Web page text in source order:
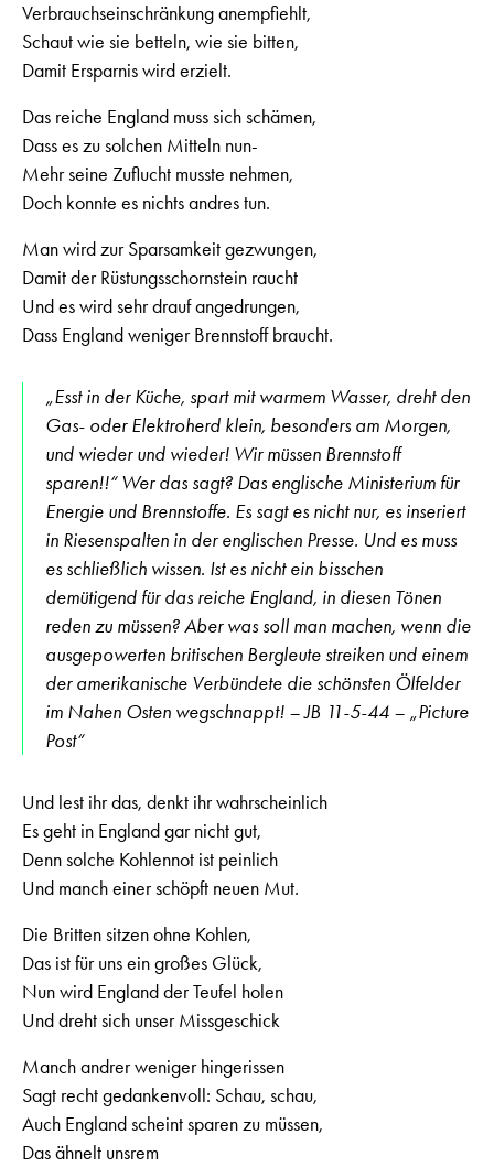
Verbrauchseinschränkung anempfiehlt,
Schaut wie sie betteln, wie sie bitten,
Damit Ersparnis wird erzielt.
Das reiche England muss sich schämen,
Dass es zu solchen Mitteln nun-
Mehr seine Zuflucht musste nehmen,
Doch konnte es nichts andres tun.
Man wird zur Sparsamkeit gezwungen,
Damit der Rüstungsschornstein raucht
Und es wird sehr drauf angedrungen,
Dass England weniger Brennstoff braucht.
„Esst in der Küche, spart mit warmem Wasser, dreht den
Gas- oder Elektroherd klein, besonders am Morgen,
und wieder und wieder! Wir müssen Brennstoff
sparen!!“ Wer das sagt? Das englische Ministerium für
Energie und Brennstoffe. Es sagt es nicht nur, es inseriert
in Riesenspalten in der englischen Presse. Und es muss
es schließlich wissen. Ist es nicht ein bisschen
demütigend für das reiche England, in diesen Tönen
reden zu müssen? Aber was soll man machen, wenn die
ausgepowerten britischen Bergleute streiken und einem
der amerikanische Verbündete die schönsten Ölfelder
im Nahen Osten wegschnappt! – JB 11-5-44 – „Picture
Post“
Und lest ihr das, denkt ihr wahrscheinlich
Es geht in England gar nicht gut,
Denn solche Kohlennot ist peinlich
Und manch einer schöpft neuen Mut.
Die Britten sitzen ohne Kohlen,
Das ist für uns ein großes Glück,
Nun wird England der Teufel holen
Und dreht sich unser Missgeschick
Manch andrer weniger hingerissen
Sagt recht gedankenvoll: Schau, schau,
Auch England scheint sparen zu müssen,
Das ähnelt unsrem